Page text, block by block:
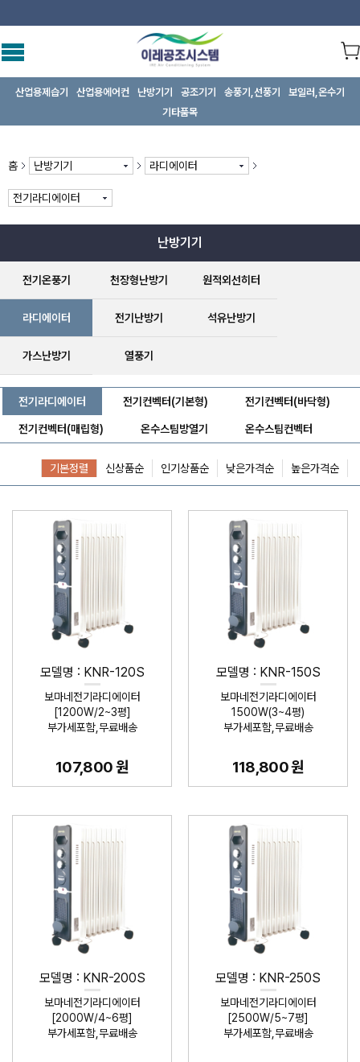
산업용제습기 산업용에어컨 난방기기 공조기기 송풍기,선풍기
보일러,온수기
기타품목
홈 난방기기 라디에이터
전기라디에이터
난방기기
전기온풍기 천장형난방기 원적외선히터
라디에이터 전기난방기 석유난방기
가스난방기 열풍기
전기라디에이터 전기컨벡터(기본형) 전기컨벡터(바닥형)
전기컨벡터(매립형) 온수스팀방열기 온수스팀컨벡터
기본정렬 신상품순 인기상품순 낮은가격순 높은가격순
모델명 : KNR-120S
보마네전기라디에이터
[1200W/2~3평]
부가세포함,무료배송
107,800 원
모델명 : KNR-150S
보마네전기라디에이터
1500W(3~4평)
부가세포함,무료배송
118,800 원
모델명 : KNR-200S
보마네전기라디에이터
[2000W/4~6평]
부가세포함,무료배송
모델명 : KNR-250S
보마네전기라디에이터
[2500W/5~7평]
부가세포함,무료배송